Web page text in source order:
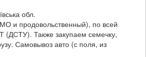
обл.
и продовольственный), по всей
(ДСТУ). Также закупаем семечку,
Самовывоз авто (с поля, из